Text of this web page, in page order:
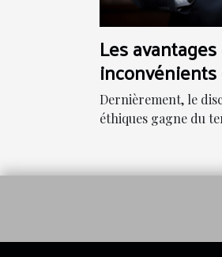
Les
dans une
Dernièrement, le
éthiques gagne du